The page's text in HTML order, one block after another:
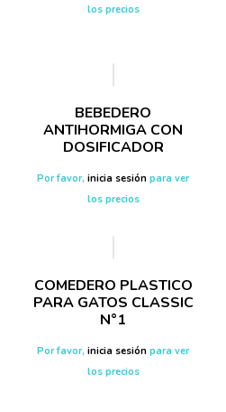
los precios
BEBEDERO
ANTIHORMIGA CON
DOSIFICADOR
Por favor,inicia sesión para ver
los precios
COMEDERO PLASTICO
PARA GATOS CLASSIC
N°1
Por favor,inicia sesión para ver
los precios